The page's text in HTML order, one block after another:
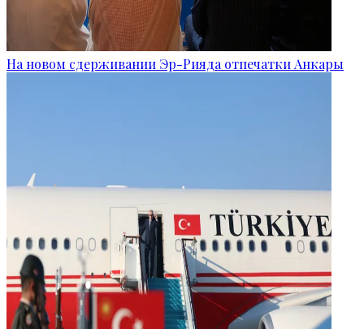
На новом сдерживании Эр-Рияда отпечатки Анкары